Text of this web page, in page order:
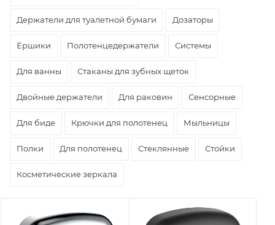
Держатели для туалетной бумаги Дозаторы
Ёршики Полотенцедержатели Системы
Для ванны Стаканы для зубных щеток
Двойные держатели Для раковин Сенсорные
Для биде Крючки для полотенец Мыльницы
Полки Для полотенец Стеклянные Стойки
Косметические зеркала